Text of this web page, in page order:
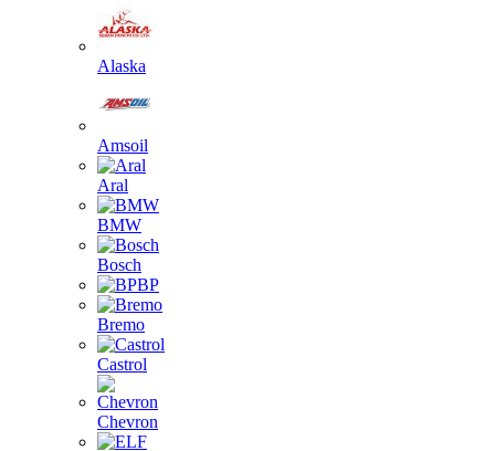
Alaska
Amsoil
Aral
BMW
Bosch
BP
Bremo
Castrol
Chevron